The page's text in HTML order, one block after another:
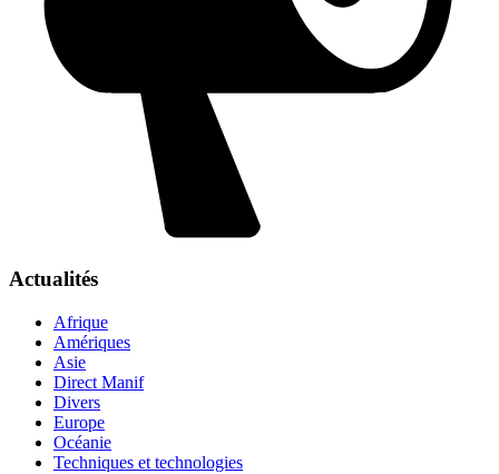
Actualités
Afrique
Amériques
Asie
Direct Manif
Divers
Europe
Océanie
Techniques et technologies